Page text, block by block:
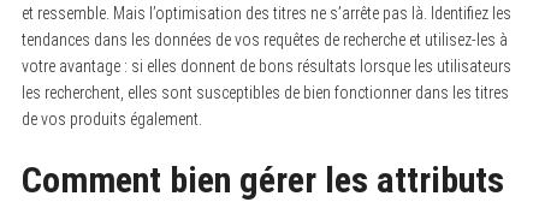
et ressemble. Mais l’optimisation des titres ne s’arrête pas là. Identifiez les
tendances dans les données de vos requêtes de recherche et utilisez-les à
votre avantage : si elles donnent de bons résultats lorsque les utilisateurs
les recherchent, elles sont susceptibles de bien fonctionner dans les titres
de vos produits également.
Comment bien gérer les attributs